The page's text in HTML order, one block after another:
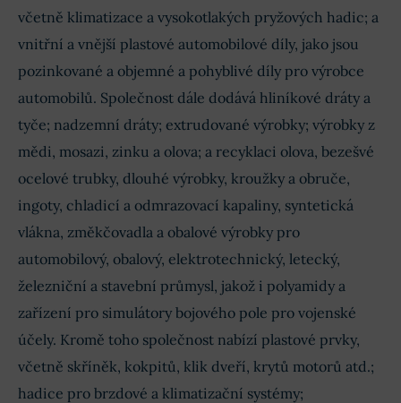
včetně klimatizace a vysokotlakých pryžových hadic; a
vnitřní a vnější plastové automobilové díly, jako jsou
pozinkované a objemné a pohyblivé díly pro výrobce
automobilů. Společnost dále dodává hliníkové dráty a
tyče; nadzemní dráty; extrudované výrobky; výrobky z
mědi, mosazi, zinku a olova; a recyklaci olova, bezešvé
ocelové trubky, dlouhé výrobky, kroužky a obruče,
ingoty, chladicí a odmrazovací kapaliny, syntetická
vlákna, změkčovadla a obalové výrobky pro
automobilový, obalový, elektrotechnický, letecký,
železniční a stavební průmysl, jakož i polyamidy a
zařízení pro simulátory bojového pole pro vojenské
účely. Kromě toho společnost nabízí plastové prvky,
včetně skříněk, kokpitů, klik dveří, krytů motorů atd.;
hadice pro brzdové a klimatizační systémy;